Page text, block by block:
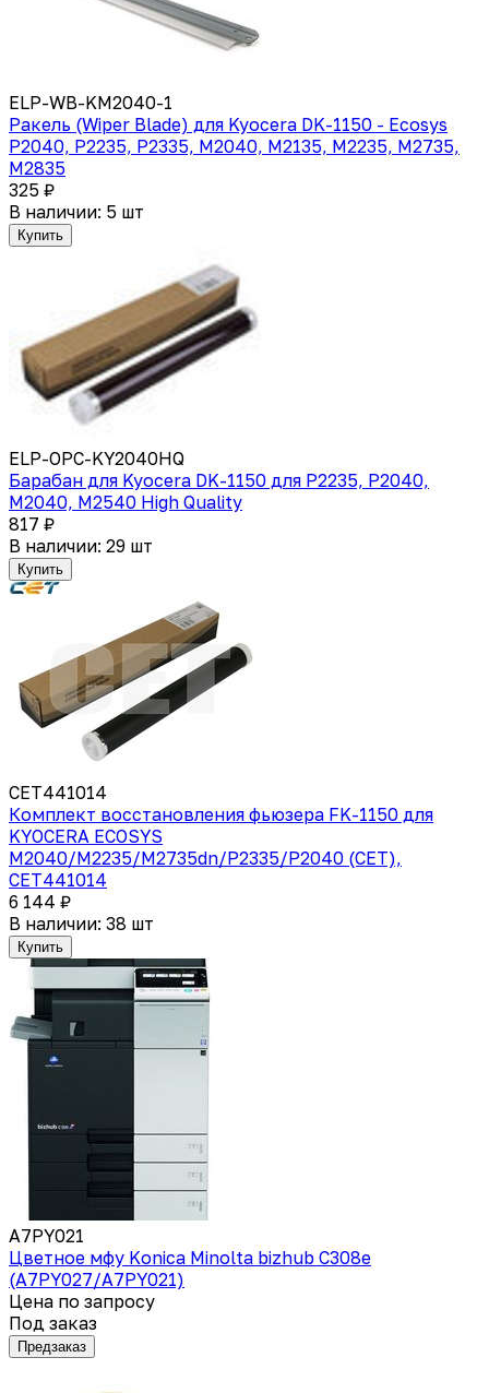
ELP-WB-KM2040-1
Ракель (Wiper Blade) для Kyocera DK-1150 - Ecosys
P2040, P2235, P2335, M2040, M2135, M2235, M2735,
M2835
325 ₽
В наличии: 5 шт
Купить
ELP-OPC-KY2040HQ
Барабан для Kyocera DK-1150 для P2235, P2040,
M2040, M2540 High Quality
817 ₽
В наличии: 29 шт
Купить
CET441014
Комплект восстановления фьюзера FK-1150 для
KYOCERA ECOSYS
M2040/M2235/M2735dn/P2335/P2040 (CET),
CET441014
6 144 ₽
В наличии: 38 шт
Купить
A7PY021
Цветное мфу Konica Minolta bizhub C308e
(A7PY027/A7PY021)
Цена по запросу
Под заказ
Предзаказ